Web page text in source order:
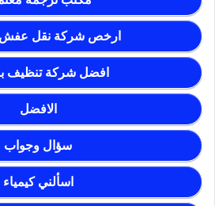
ارخص شركة نقل عفش
افضل شركة تنظيف
الافضل
سؤال وجواب
اسألني كيمياء